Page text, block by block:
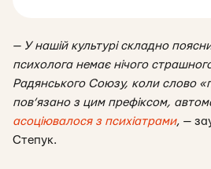
— У нашій культурі складно
психолога немає нічого
Радянського Союзу, коли слово
пов’язано з цим префіксом,
асоціювалося з психіатрами, —
Степук.